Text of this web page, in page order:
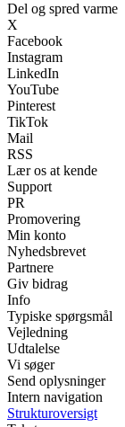
Del og spred varme
X
Facebook
Instagram
LinkedIn
YouTube
Pinterest
TikTok
Mail
RSS
Lær os at kende
Support
PR
Promovering
Min konto
Nyhedsbrevet
Partnere
Giv bidrag
Info
Typiske spørgsmål
Vejledning
Udtalelse
Vi søger
Send oplysninger
Intern navigation
Strukturoversigt